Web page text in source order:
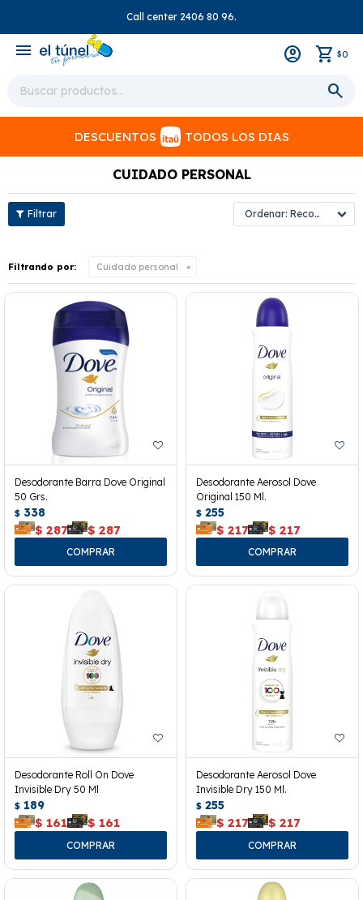
Call center 2406 80 96.
menu $0
DESCUENTOS TODOS LOS DIAS
CUIDADO PERSONAL
Recomendados
Filtrando por: Cuidado personal
Desodorante Barra Dove Original
50 Grs.
$ 338
$ 287 $ 287
Desodorante Aerosol Dove
Original 150 Ml.
$ 255
$ 217 $ 217
Desodorante Roll On Dove
Invisible Dry 50 Ml
$ 189
$ 161 $ 161
Desodorante Aerosol Dove
Invisible Dry 150 Ml.
$ 255
$ 217 $ 217
close